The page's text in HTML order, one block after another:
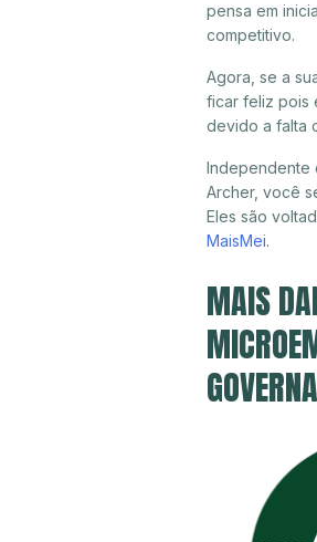
pensa em
competitivo.
Agora, se a
ficar feliz pois
devido a falta
Independente
Archer, você
Eles são
MaisMei.
MAIS